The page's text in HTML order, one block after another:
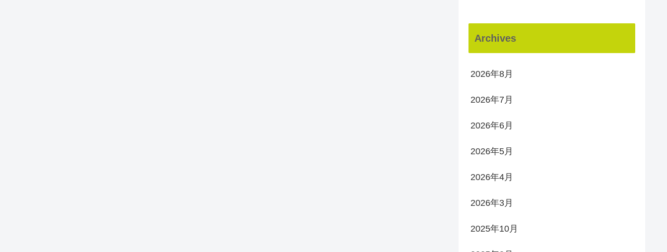
Archives
2026年8月
2026年7月
2026年6月
2026年5月
2026年4月
2026年3月
2025年10月